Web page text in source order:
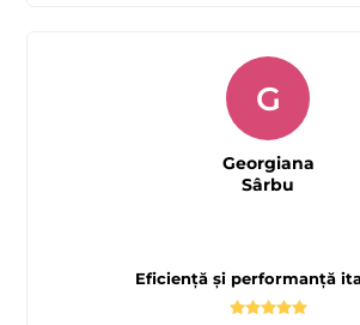
Eficiență și performanță
G
Georgiana
Sârbu